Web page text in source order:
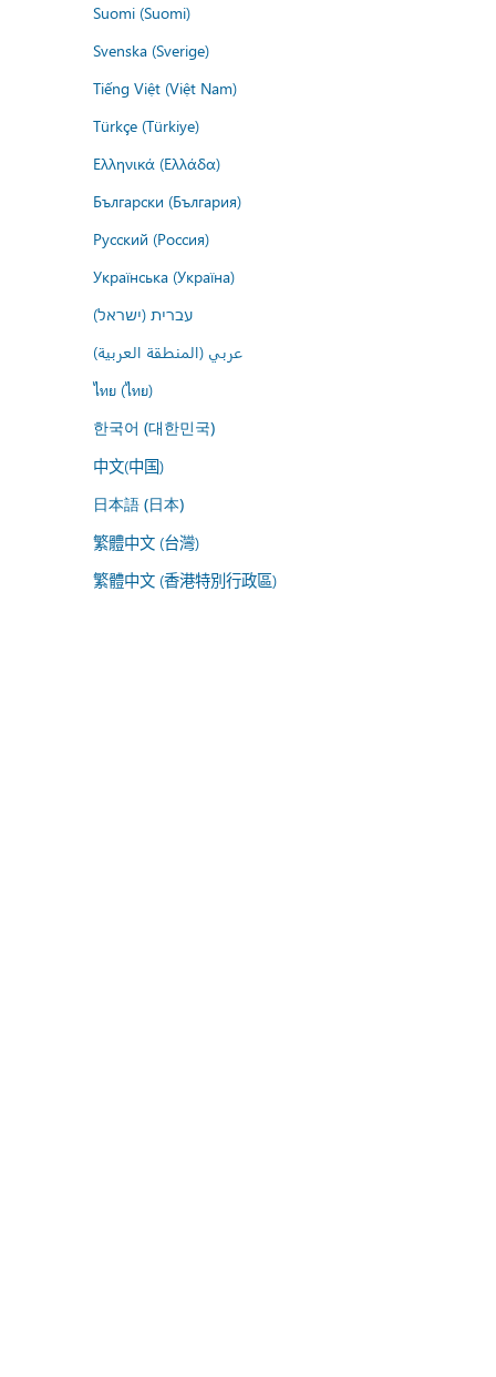
Suomi (Suomi)
Svenska (Sverige)
Tiếng Việt (Việt Nam)
Türkçe (Türkiye)
Ελληνικά (Ελλάδα)
Български (България)
Русский (Россия)
Українська (Україна)
עברית (ישראל)
عربي (المنطقة العربية)
ไทย (ไทย)
한국어 (대한민국)
中文(中国)
日本語 (日本)
繁體中文 (台灣)
繁體中文 (香港特別行政區)